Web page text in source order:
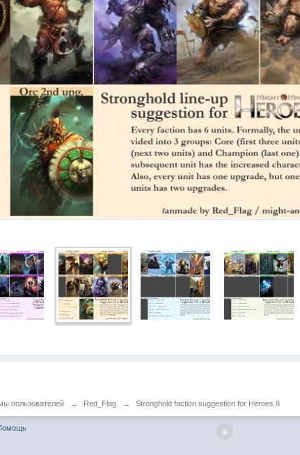
пользователей → Red_Flag → Stronghold faction suggestion for Heroes 8